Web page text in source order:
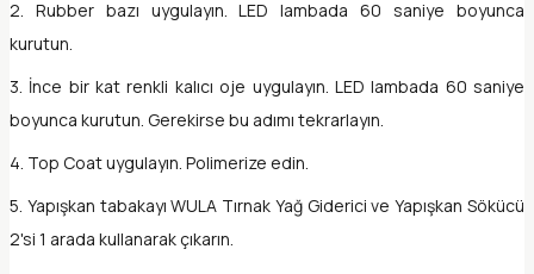
2. Rubber bazı uygulayın. LED lambada 60 saniye boyunca
kurutun.
3. İnce bir kat renkli kalıcı oje uygulayın. LED lambada 60 saniye
boyunca kurutun. Gerekirse bu adımı tekrarlayın.
4. Top Coat uygulayın. Polimerize edin.
5. Yapışkan tabakayı WULA Tırnak Yağ Giderici ve Yapışkan Sökücü
2'si 1 arada kullanarak çıkarın.